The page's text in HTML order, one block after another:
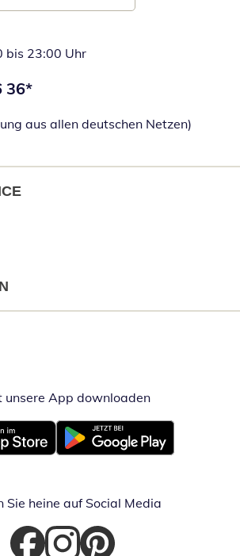
bis 23:00 Uhr
36*
aus allen deutschen Netzen)
unsere App downloadenÖffnet in
neuem FensterÖffnet in neuem Fenster
Sie heine auf Social Media